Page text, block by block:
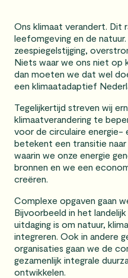
Ons klimaat verandert. Dit
leefomgeving en de
zeespiegelstijging,
Niets waar we ons niet op
dan moeten we dat wel
een klimaatadaptief
Tegelijkertijd streven wij
klimaatverandering te
voor de circulaire
betekent een transitie
waarin we onze energie
bronnen en we een
creëren.
Complexe opgaven gaan
Bijvoorbeeld in het
uitdaging is om natuur,
integreren. Ook in andere
organisaties gaan we de
gezamenlijk integrale
ontwikkelen.